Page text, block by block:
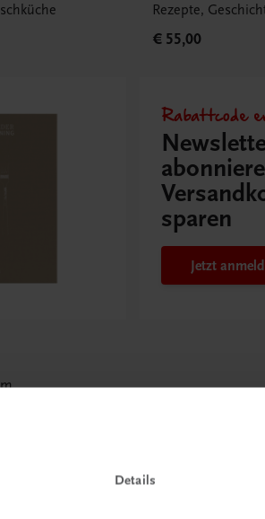
Details
Rezepte,
€ 55,00
Rabattcode
sparen
Jetzt